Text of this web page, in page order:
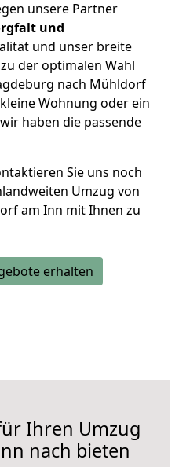
unsere Partner
und
und unser breite
der optimalen Wahl
nach Mühldorf
Wohnung oder ein
haben die passende
Sie uns noch
Umzug von
am Inn mit Ihnen zu
erhalten
Ihren Umzug
nach bieten